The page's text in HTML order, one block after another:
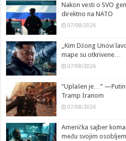
Nakon vesti o SVO
direktno na NATO
07/08/2026
„Kim Džong Unovi
mape su otkrivene…
07/08/2026
“Uplašen je…”
Tramp Iranom
07/08/2026
Američka sajber
među svojim